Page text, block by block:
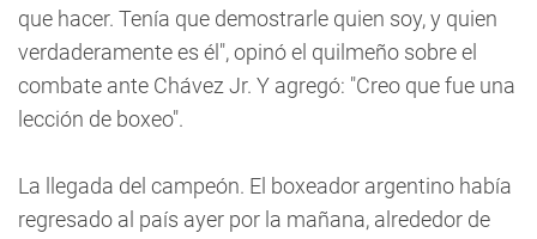
que hacer. Tenía que demostrarle quien soy, y quien
verdaderamente es él", opinó el quilmeño sobre el
combate ante Chávez Jr. Y agregó: "Creo que fue una
lección de boxeo".
La llegada del campeón. El boxeador argentino había
regresado al país ayer por la mañana, alrededor de